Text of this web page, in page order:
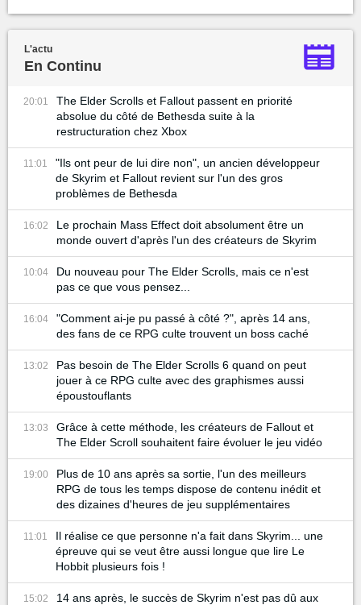
L'actu
En Continu
20:01
The Elder Scrolls et Fallout passent en priorité
absolue du côté de Bethesda suite à la
restructuration chez Xbox
11:01
"Ils ont peur de lui dire non", un ancien développeur
de Skyrim et Fallout revient sur l'un des gros
problèmes de Bethesda
16:02
Le prochain Mass Effect doit absolument être un
monde ouvert d'après l'un des créateurs de Skyrim
10:04
Du nouveau pour The Elder Scrolls, mais ce n'est
pas ce que vous pensez...
16:04
"Comment ai-je pu passé à côté ?", après 14 ans,
des fans de ce RPG culte trouvent un boss caché
13:02
Pas besoin de The Elder Scrolls 6 quand on peut
jouer à ce RPG culte avec des graphismes aussi
époustouflants
13:03
Grâce à cette méthode, les créateurs de Fallout et
The Elder Scroll souhaitent faire évoluer le jeu vidéo
19:00
Plus de 10 ans après sa sortie, l'un des meilleurs
RPG de tous les temps dispose de contenu inédit et
des dizaines d'heures de jeu supplémentaires
11:01
Il réalise ce que personne n'a fait dans Skyrim... une
épreuve qui se veut être aussi longue que lire Le
Hobbit plusieurs fois !
15:02
14 ans après, le succès de Skyrim n'est pas dû aux